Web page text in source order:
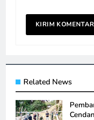
Related News